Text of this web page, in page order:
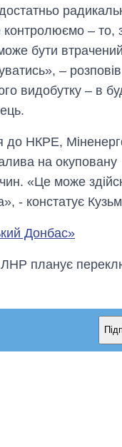
контролюємо – то,
бути
– розповів
видобутку – в
до НКРЕ,
на окуповану
«Це може
- констатує
Донбас»
планує
Від